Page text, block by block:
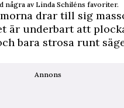
några av Linda Schiléns favoriter.
drar till sig
är underbart att
bara strosa runt
Annons